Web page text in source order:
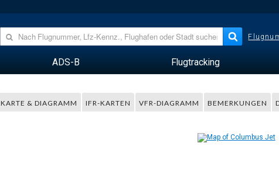
ADS-B Flugtracking
KARTE & DIAGRAMM IFR-KARTEN VFR-DIAGRAMM BEMERKUNGEN